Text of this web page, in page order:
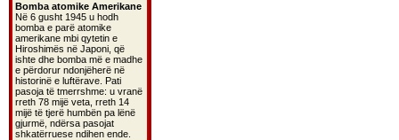
Bomba atomike Amerikane
Në 6 gusht 1945 u hodh
bomba e parë atomike
amerikane mbi qytetin e
Hiroshimës në Japoni, që
ishte dhe bomba më e madhe
e përdorur ndonjëherë në
historinë e luftërave. Pati
pasoja të tmerrshme: u vranë
rreth 78 mijë veta, rreth 14
mijë të tjerë humbën pa lënë
gjurmë, ndërsa pasojat
shkatërruese ndihen ende.